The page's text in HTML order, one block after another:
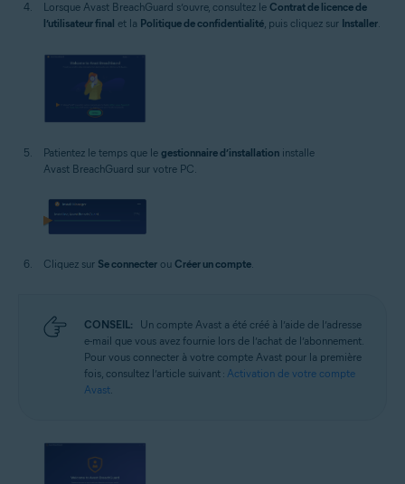
Lorsque Avast BreachGuard s’ouvre, consultez le Contrat de licence de
l’utilisateur final et la Politique de confidentialité , puis cliquez sur Installer
Patientez le temps que le gestionnaire d’installation installe
Avast BreachGuard sur votre PC.
Cliquez sur Se connecter ou Créer un compte
CONSEIL:
Un compte Avast a été créé à l’aide de l’adresse
e-mail que vous avez fournie lors de l’achat de l’abonnement.
Pour vous connecter à votre compte Avast pour la première
fois, consultez l’article suivant : Activation de votre compte
Avast